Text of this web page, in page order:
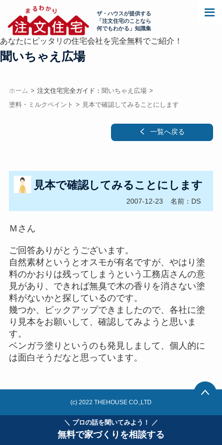
＼ プロの話を聞いてみよう！ ／
無料で家づくりを相談する
ザ・ハウスが提供する
「注文住宅のことなら
何でもわかる」知識集
あなたにピッタリの住宅会社を完全無料でご紹介！
聞いちゃえ広場
ホーム 注文住宅完全ガイド： 聞いちゃえ広場
塗料・ミルクペイント
見本で確認してみることにします
一覧へ戻る
見本で確認してみることにします
2007-12-23 名前：DS
Ｍさん
ご回答ありがとうございます。
自然素材というとオスモが有名ですが、やはり塗
料のかおりは残ってしまうという工務店さんの意
見があり、できれば無臭で木の香りを消さない塗
料がないかと探しているのです。
幾つか、ピックアップできましたので、各社に塗
り見本をお願いして、確認してみようと思いま
す。
ベンガラ塗りというのも発見しまして、個人的に
は面白そうだなと思っています。
(c) 2022 THEHOUSE CO.,LTD